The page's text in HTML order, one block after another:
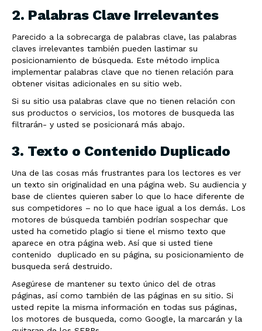
2. Palabras Clave Irrelevantes
Parecido a la sobrecarga de palabras clave, las palabras
claves irrelevantes también pueden lastimar su
posicionamiento de búsqueda. Este método implica
implementar palabras clave que no tienen relación para
obtener visitas adicionales en su sitio web.
Si su sitio usa palabras clave que no tienen relación con
sus productos o servicios, los motores de busqueda las
filtrarán- y usted se posicionará más abajo.
3. Texto o Contenido Duplicado
Una de las cosas más frustrantes para los lectores es ver
un texto sin originalidad en una página web. Su audiencia y
base de clientes quieren saber lo que lo hace diferente de
sus competidores – no lo que hace igual a los demás. Los
motores de búsqueda también podrían sospechar que
usted ha cometido plagio si tiene el mismo texto que
aparece en otra página web. Así que si usted tiene
contenido duplicado en su página, su posicionamiento de
busqueda será destruido.
Asegúrese de mantener su texto único del de otras
páginas, así como también de las páginas en su sitio. Si
usted repite la misma información en todas sus páginas,
los motores de busqueda, como Google, la marcarán y la